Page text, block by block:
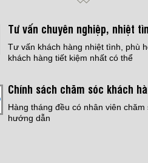
Tư vấn chuyên nghiệp, nhiệt
Tư vấn khách hàng nhiệt tình, phù
khách hàng tiết kiệm nhất có thể
Chính sách chăm sóc khách
Hàng tháng đều có nhân viên chăm
hướng dẫn